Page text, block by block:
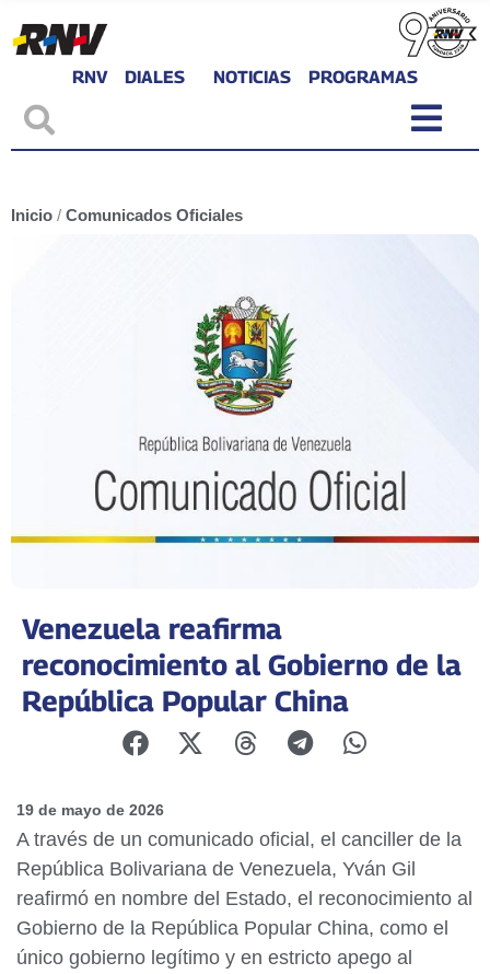
RNV DIALES NOTICIAS PROGRAMAS
Inicio / Comunicados Oficiales
Venezuela reafirma
reconocimiento al Gobierno de la
República Popular China
19 de mayo de 2026
A través de un comunicado oficial, el canciller de la
República Bolivariana de Venezuela, Yván Gil
reafirmó en nombre del Estado, el reconocimiento al
Gobierno de la República Popular China, como el
único gobierno legítimo y en estricto apego al